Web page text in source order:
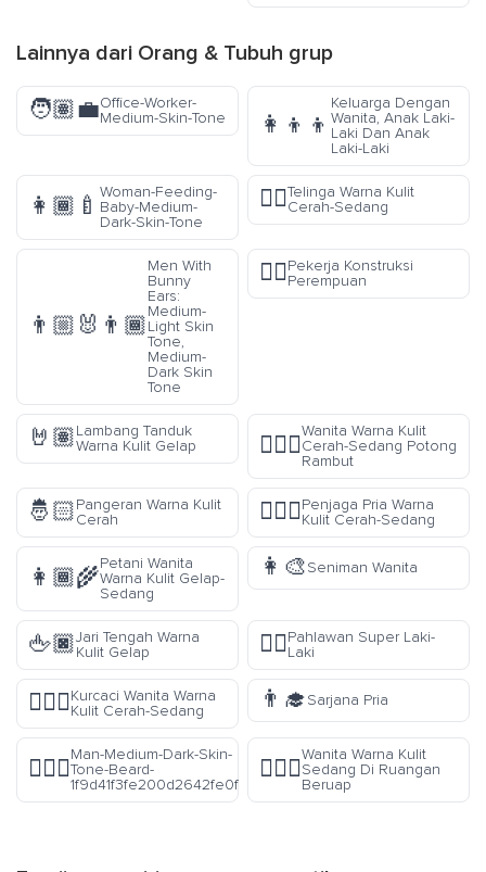
Lainnya dari Orang & Tubuh grup
🧑🏽‍💼Office-Worker-
Medium-Skin-Tone
👩‍👦‍👦
Keluarga Dengan
Wanita, Anak Laki-
Laki Dan Anak
Laki-Laki
👩🏾‍🍼
Woman-Feeding-
Baby-Medium-
Dark-Skin-Tone
👂🏼Telinga Warna Kulit
Cerah-Sedang
👨🏼‍🐰‍👨🏾
Men With
Bunny
Ears:
Medium-
Light Skin
Tone,
Medium-
Dark Skin
Tone
👷‍♀️Pekerja Konstruksi
Perempuan
🤘🏽Lambang Tanduk
Warna Kulit Gelap
💇🏼‍♀️
Wanita Warna Kulit
Cerah-Sedang Potong
Rambut
🤴🏻Pangeran Warna Kulit
Cerah
💂🏼‍♂️Penjaga Pria Warna
Kulit Cerah-Sedang
👩🏾‍🌾
Petani Wanita
Warna Kulit Gelap-
Sedang
👩‍🎨Seniman Wanita
🖕🏿Jari Tengah Warna
Kulit Gelap
🦸‍♂️Pahlawan Super Laki-
Laki
🧝🏼‍♀️Kurcaci Wanita Warna
Kulit Cerah-Sedang
👨‍🎓Sarjana Pria
🧔🏾‍♂️
Man-Medium-Dark-Skin-
Tone-Beard-
1f9d41f3fe200d2642fe0f
🧖🏽‍♀️
Wanita Warna Kulit
Sedang Di Ruangan
Beruap